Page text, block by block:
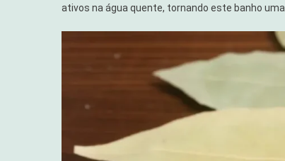
ativos na água quente, tornando este banho